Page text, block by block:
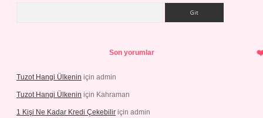
Son yorumlar
Tuzot Hangi Ülkenin için admin
Tuzot Hangi Ülkenin için Kahraman
1 Kişi Ne Kadar Kredi Çekebilir için admin